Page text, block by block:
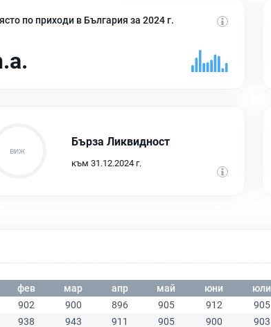
по приходи в България за 2024 г.
Бърза Ликвидност
към 31.12.2024 г.
фев мар апр май юни юли
902 900 896 905 912 905
938 943 911 905 900 903